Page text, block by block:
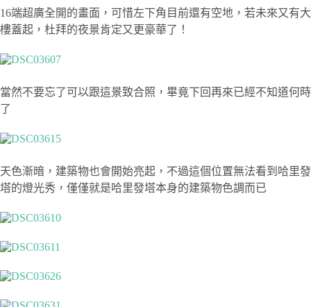
16端超廣全開的畫面，可惜左下角目前還有空地，若未來又有大
樓蓋起，杜拜的夜景肯定又更豪華了！
當然不要忘了可以跟這景致合照，畢竟下回再來已經不知道何時
了
天色漸暗，建築物也會開始亮起，不過這個位置無法看到哈里發
塔的燈光秀，僅僅就是哈里發塔本身的建築物色調而已